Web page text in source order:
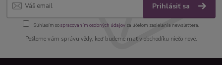
Prihlásiť sa
Súhlasím sospracovaním osobných údajov za účelom zasielania newslettera.
Pošleme vám správu vždy, keď budeme mať v obchodíku niečo nové.